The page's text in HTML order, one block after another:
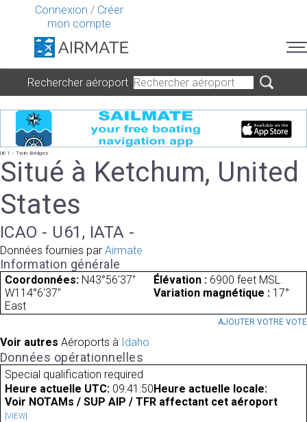
Connexion / Créer
mon compte
Rechercher aéroport
U61 - Twin Bridges
Situé à Ketchum, United
States
ICAO - U61, IATA -
Données fournies par Airmate
Information générale
Coordonnées: N43°56'37"
W114°6'37"
Élévation : 6900 feet MSL.
Variation magnétique : 17°
East
AJOUTER VOTRE VOTE
Voir autres Aéroports à Idaho
Données opérationnelles
Special qualification required
Heure actuelle UTC: 09:41:50 Heure actuelle locale:
Voir NOTAMs / SUP AIP / TFR affectant cet aéroport
[VIEW]